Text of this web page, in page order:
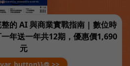
的 AI 與商業實戰指南 | 數位時
年送一年共12期，優惠價1,690
元